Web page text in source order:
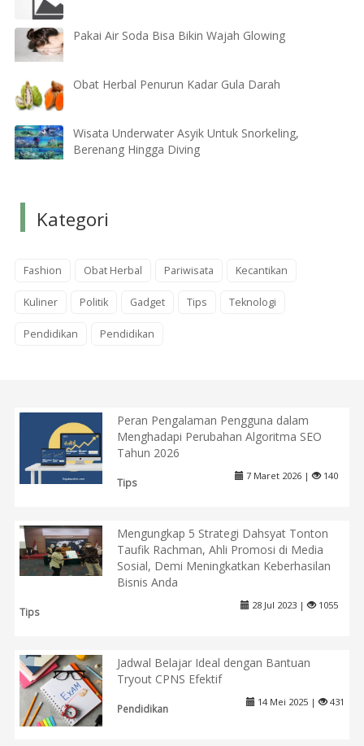
Pakai Air Soda Bisa Bikin Wajah Glowing
Obat Herbal Penurun Kadar Gula Darah
Wisata Underwater Asyik Untuk Snorkeling,
Berenang Hingga Diving
Kategori
Fashion Obat Herbal Pariwisata Kecantikan
Kuliner Politik Gadget Tips Teknologi
Pendidikan Pendidikan
Peran Pengalaman Pengguna dalam
Menghadapi Perubahan Algoritma SEO
Tahun 2026
Tips
7 Maret 2026 | 140
Mengungkap 5 Strategi Dahsyat Tonton
Taufik Rachman, Ahli Promosi di Media
Sosial, Demi Meningkatkan Keberhasilan
Bisnis Anda
Tips
28 Jul 2023 | 1055
Jadwal Belajar Ideal dengan Bantuan
Tryout CPNS Efektif
Pendidikan
14 Mei 2025 | 431